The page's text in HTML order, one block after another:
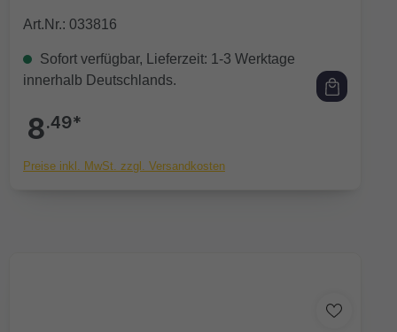
Art.Nr.: 033816
Sofort verfügbar, Lieferzeit: 1-3 Werktage
innerhalb Deutschlands.
8.49*
Preise inkl. MwSt. zzgl. Versandkosten